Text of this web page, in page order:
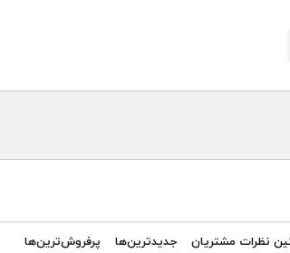
نظرات مشتریان جدیدترین‌ها پرفروش‌ترین‌ها